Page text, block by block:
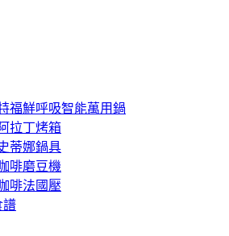
福鮮呼吸智能萬用鍋
拉丁烤箱
蒂娜鍋具
啡磨豆機
啡法國壓
譜